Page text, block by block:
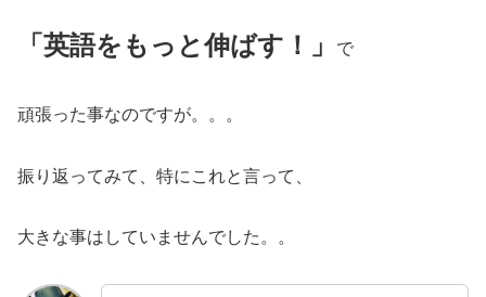
「英語をもっと伸ばす！」 で
頑張った事なのですが。。。
振り返ってみて、特にこれと言って、
大きな事はしていませんでした。。